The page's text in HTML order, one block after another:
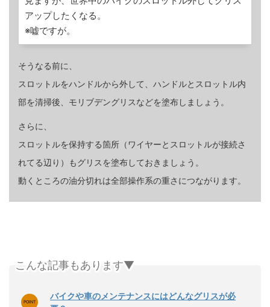
アップしたくなる。
※嘘ですが。
そうなる前に、
スロットルをハンドルから外して、ハンドルとスロットル内
部を清掃後、モリブデングリスなどを塗布しましょう。
さらに、
スロットルを保持する箇所（ワイヤーとスロットルが接続さ
れてる辺り）もグリスを塗布しておきましょう。
動くところの油分切れは全部操作系の重さにつながります。
こんな記事もあります▼
バイクや車のメンテナンスにはどんなグリスが必